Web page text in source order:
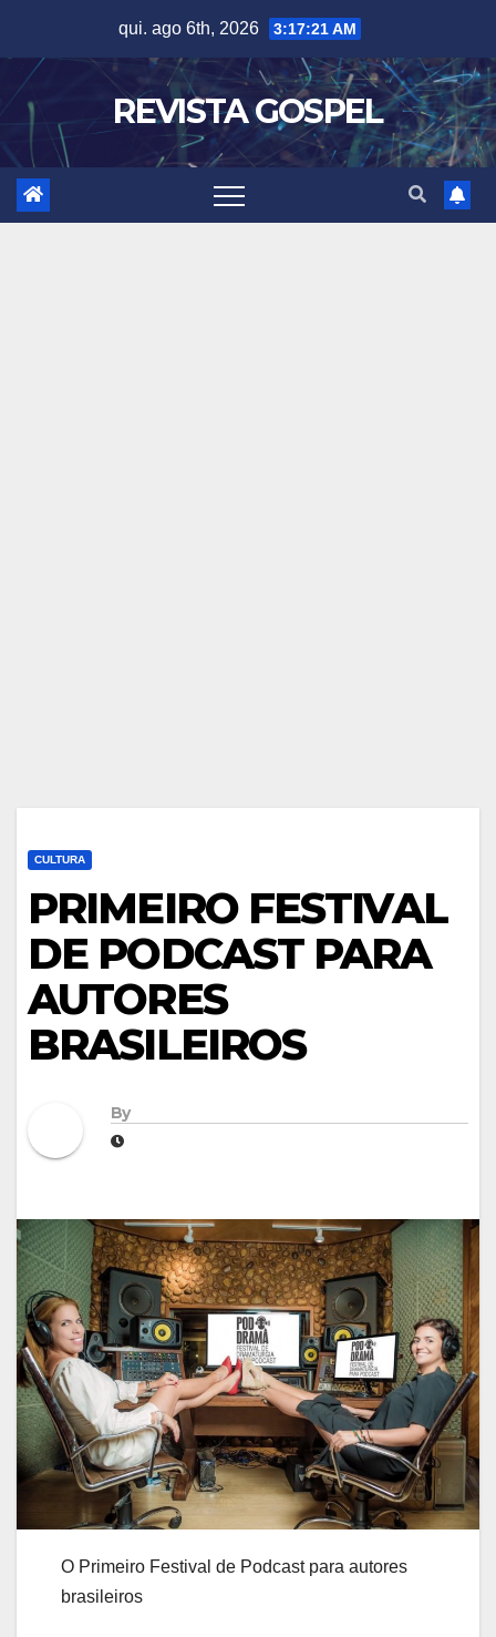
content
qui. ago 6th, 2026 3:17:23 AM
REVISTA GOSPEL
CULTURA
PRIMEIRO FESTIVAL
DE PODCAST PARA
AUTORES
BRASILEIROS
By
O Primeiro Festival de Podcast para autores
brasileiros